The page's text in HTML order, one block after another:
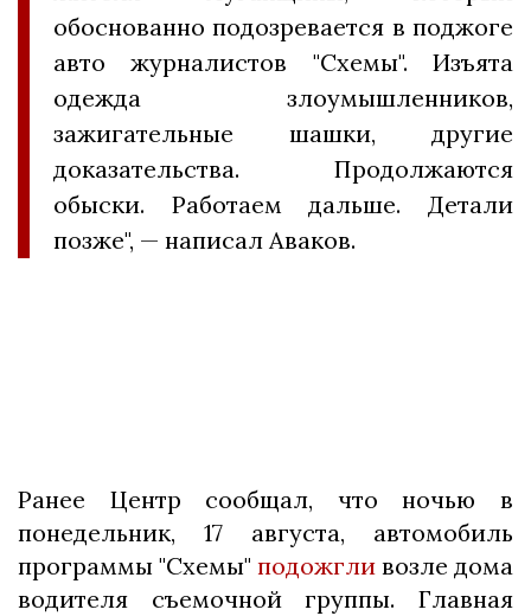
обоснованно подозревается в поджоге
авто журналистов "Схемы". Изъята
одежда злоумышленников,
зажигательные шашки, другие
доказательства. Продолжаются
обыски. Работаем дальше. Детали
позже", — написал Аваков.
Ранее Центр сообщал, что ночью в
понедельник, 17 августа, автомобиль
программы "Схемы" подожгли возле дома
водителя съемочной группы. Главная